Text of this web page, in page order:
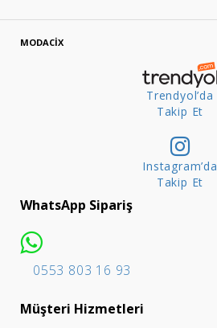
MODACİX
Trendyol’da
Takip Et
Instagram’da
Takip Et
WhatsApp Sipariş
0553 803 16 93
Müşteri Hizmetleri